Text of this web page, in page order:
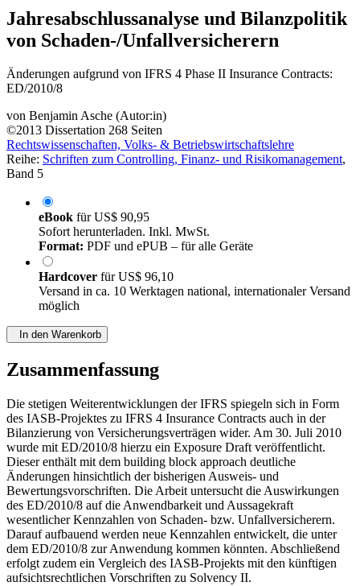
Jahresabschlussanalyse und Bilanzpolitik
Änderungen aufgrund von IFRS 4 Phase II Insurance Contracts:
vonBenjamin Asche (Autor:in)
©2013 Dissertation 268 Seiten
Rechtswissenschaften, Volks- & Betriebswirtschaftslehre
Reihe:Schriften zum Controlling, Finanz- und Risikomanagement
eBookfürUS$ 90,95
Sofort herunterladen. Inkl. MwSt.
Format:
HardcoverfürUS$ 96,10
Versand in ca. 10 Werktagen national, internationaler Versand
Zusammenfassung
Die stetigen Weiterentwicklungen der IFRS spiegeln sich in Form
des IASB-Projektes zu IFRS 4 Insurance Contracts auch in der
Bilanzierung von Versicherungsverträgen wider. Am 30. Juli 2010
wurde mit ED/2010/8 hierzu ein Exposure Draft veröffentlicht.
Dieser enthält mit dem building block approach deutliche
Änderungen hinsichtlich der bisherigen Ausweis- und
Bewertungsvorschriften. Die Arbeit untersucht die Auswirkungen
des ED/2010/8 auf die Anwendbarkeit und Aussagekraft
wesentlicher Kennzahlen von Schaden- bzw. Unfallversicherern.
Darauf aufbauend werden neue Kennzahlen entwickelt, die unter
dem ED/2010/8 zur Anwendung kommen könnten. Abschließend
erfolgt zudem ein Vergleich des IASB-Projekts mit den künftigen